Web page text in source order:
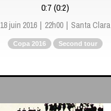
0:7 (0:2)
18 juin 2016 22h00 Santa Clara
Copa 2016 Second tour